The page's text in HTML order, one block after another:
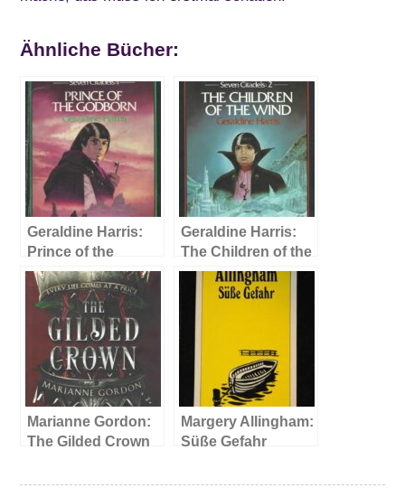
Ähnliche Bücher:
Geraldine Harris:
Prince of the
Godborn
Geraldine Harris:
The Children of the
Wind
Marianne Gordon:
The Gilded Crown
Margery Allingham:
Süße Gefahr